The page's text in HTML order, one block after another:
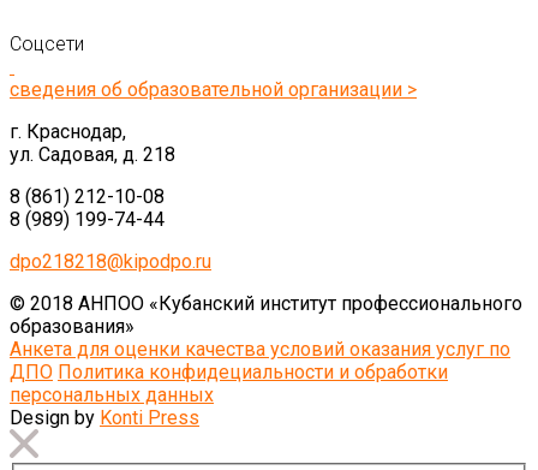
Соцсети
сведения об образовательной организации >
г. Краснодар,
ул. Садовая, д. 218
8 (861) 212-10-08
8 (989) 199-74-44
dpo218218@kipodpo.ru
© 2018 АНПОО «Кубанский институт профессионального
образования»
Анкета для оценки качества условий оказания услуг по
ДПО Политика конфидециальности и обработки
персональных данных
Design by Konti Press